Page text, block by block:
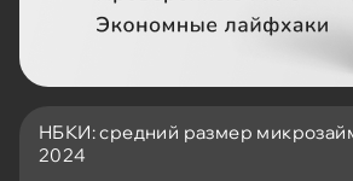
НБКИ: средний размер
2024